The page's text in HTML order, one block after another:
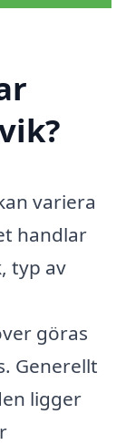
variera
handlar
typ av
göras
Generellt
ligger